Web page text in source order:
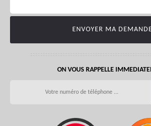
ON VOUS RAPPELLE